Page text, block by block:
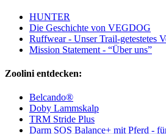
HUNTER
Die Geschichte von VEGDOG
Ruffwear - Unser Trail-getestetes
Mission Statement - “Über uns”
Zoolini entdecken:
Belcando®
Doby Lammskalp
TRM Stride Plus
Darm SOS Balance+ mit Pferd -